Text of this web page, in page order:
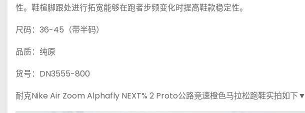
性。鞋楦脚跟处进行拓宽能够在跑者步频变化时提高鞋款稳定性。
尺码：36-45（带半码）
品质：纯原
货号：DN3555-800
耐克Nike Air Zoom Alphafly NEXT% 2 Proto公路竞速橙色马拉松跑鞋实拍如下▼